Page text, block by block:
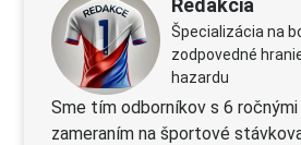
Redakcia
Špecializácia na
zodpovedné
hazardu
Sme tím odborníkov s 6
zameraním na športové